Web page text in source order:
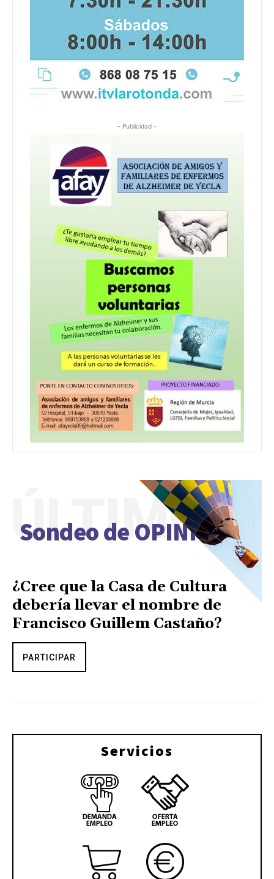
- Publicidad -
Sondeo de OPINIÓN
ÚLTIMO
¿Cree que la Casa de Cultura
debería llevar el nombre de
Francisco Guillem Castaño?
PARTICIPAR
Servicios